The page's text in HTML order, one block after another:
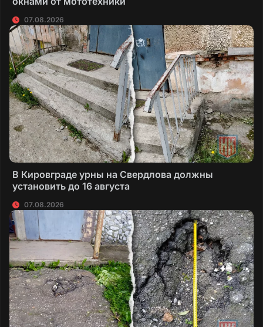
07.08.2026
В Кировграде урны на Свердлова должны
установить до 16 августа
07.08.2026